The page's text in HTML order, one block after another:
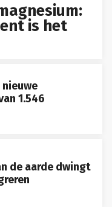
is het
1.546
de aarde dwingt